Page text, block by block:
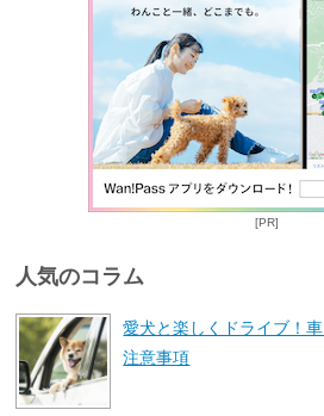
[PR]
人気のコラム
愛犬と楽しくドライブ！
注意事項